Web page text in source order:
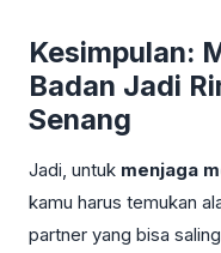
Kesimpulan:
Badan Jadi
Senang
Jadi, untuk menjaga
kamu harus temukan
partner yang bisa